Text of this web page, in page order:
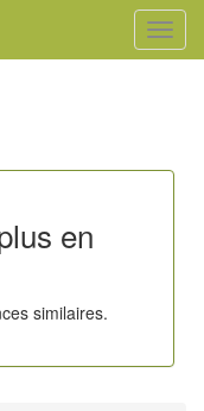
en
similaires.